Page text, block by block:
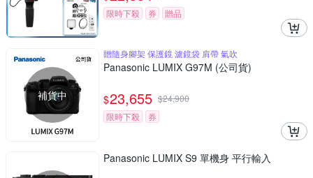
限時下殺
券 贈品
補貨中
贈隨身腳架 保護鏡 濾鏡袋 肩帶 氣吹
Panasonic LUMIX G97M (公司貨)
$23,655 $24,900
限時下殺
券
Panasonic LUMIX S9 單機身 平行輸入